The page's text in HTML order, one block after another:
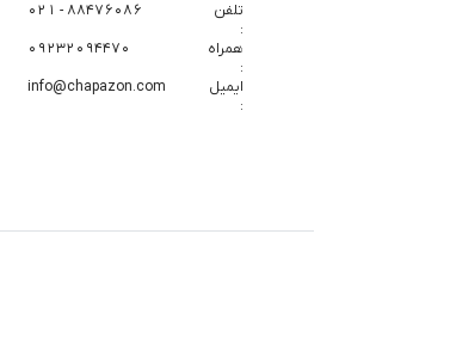
تلفن
:
88476086 - 021
همراه
:
09232094470
ایمیل
:
info@chapazon.com